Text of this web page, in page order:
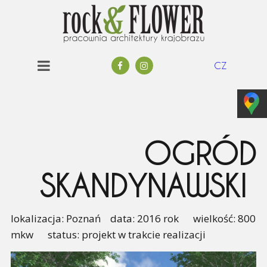
CZ
OGRÓD
SKANDYNAWSKI
lokalizacja: Poznań data: 2016 rok wielkość: 800
mkw status: projekt w trakcie realizacji